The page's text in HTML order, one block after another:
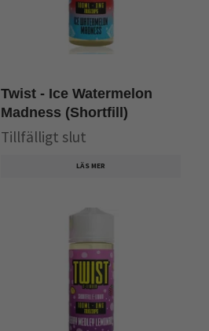
Twist - Ice Watermelon
Madness (Shortfill)
Tillfälligt slut
LÄS MER